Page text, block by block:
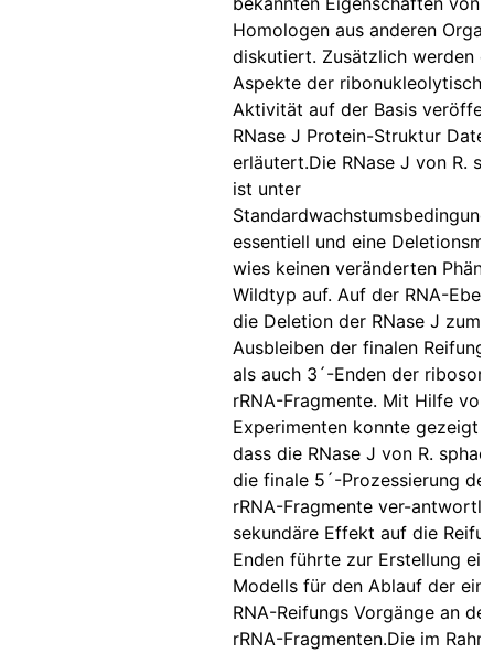
Homologen aus anderen
diskutiert. Zusätzlich werden
Aspekte der
Aktivität auf der Basis
RNase J Protein-Struktur
erläutert.Die RNase J von R.
ist unter
essentiell und eine
wies keinen veränderten
Wildtyp auf. Auf der RNA-
die Deletion der RNase J zum
Ausbleiben der finalen Reifung
als auch 3´-Enden der
rRNA-Fragmente. Mit Hilfe
Experimenten konnte gezeigt
dass die RNase J von R.
die finale 5´-Prozessierung
rRNA-Fragmente ver-
sekundäre Effekt auf die
Enden führte zur Erstellung
Modells für den Ablauf der
RNA-Reifungs Vorgänge an
rRNA-Fragmenten.Die im